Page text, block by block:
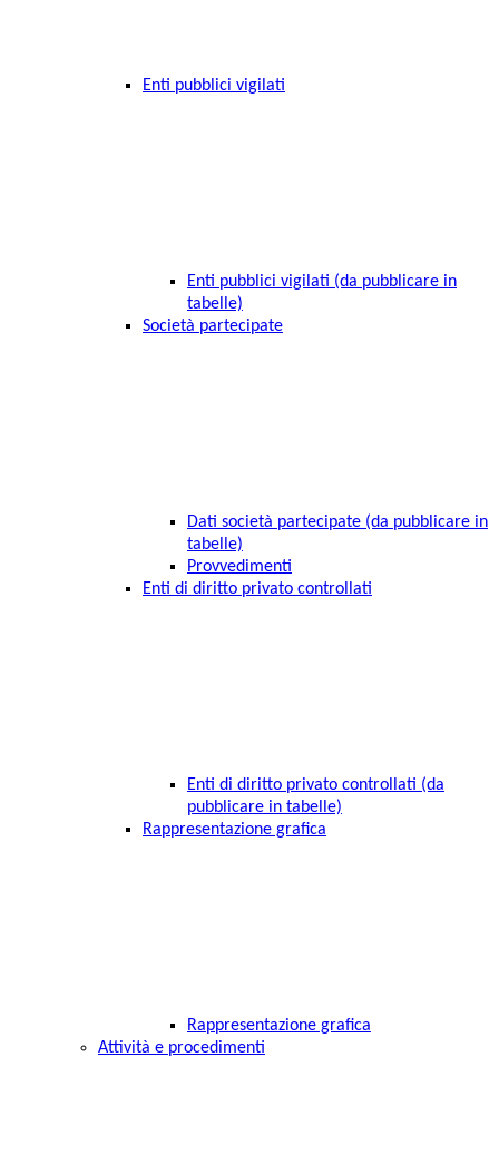
Enti pubblici vigilati
Enti pubblici vigilati (da pubblicare in
tabelle)
Società partecipate
Dati società partecipate (da pubblicare in
tabelle)
Provvedimenti
Enti di diritto privato controllati
Enti di diritto privato controllati (da
pubblicare in tabelle)
Rappresentazione grafica
Rappresentazione grafica
Attività e procedimenti